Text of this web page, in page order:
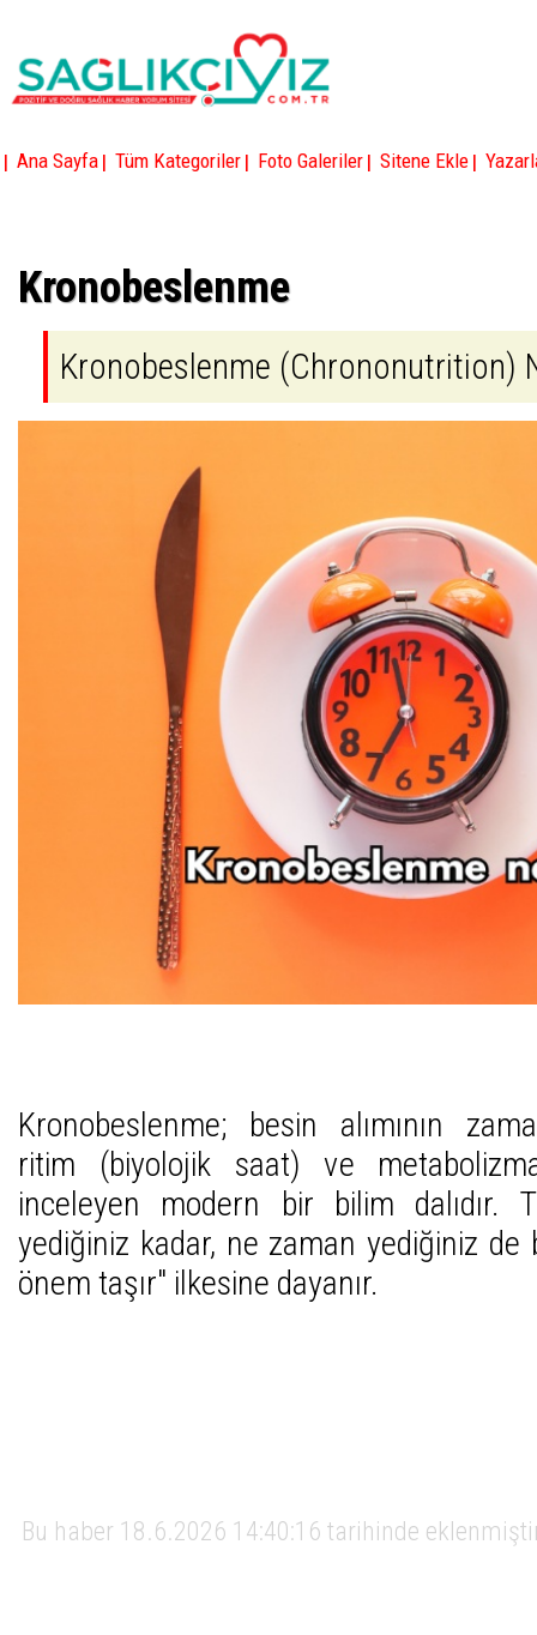
| Ana Sayfa | Tüm Kategoriler | Foto Galeriler | Sitene Ekle |
Kronobeslenme
Kronobeslenme (Chrononutrition)
Kronobeslenme; besin alımının
ritim (biyolojik saat) ve
inceleyen modern bir bilim dalıdır.
yediğiniz kadar, ne zaman yediğiniz de
önem taşır" ilkesine dayanır.
Bu haber 18.6.2026 14:40:16 tarihinde